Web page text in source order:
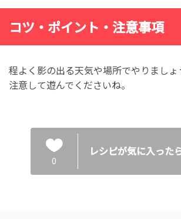
コツ・ポイント・注意事項
程よく影の出る天気や場所でやりまし
注意して遊んでくださいね。
0
レシピが気に入った